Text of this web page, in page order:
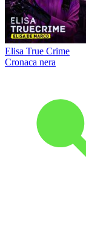
Elisa True Crime
Cronaca nera